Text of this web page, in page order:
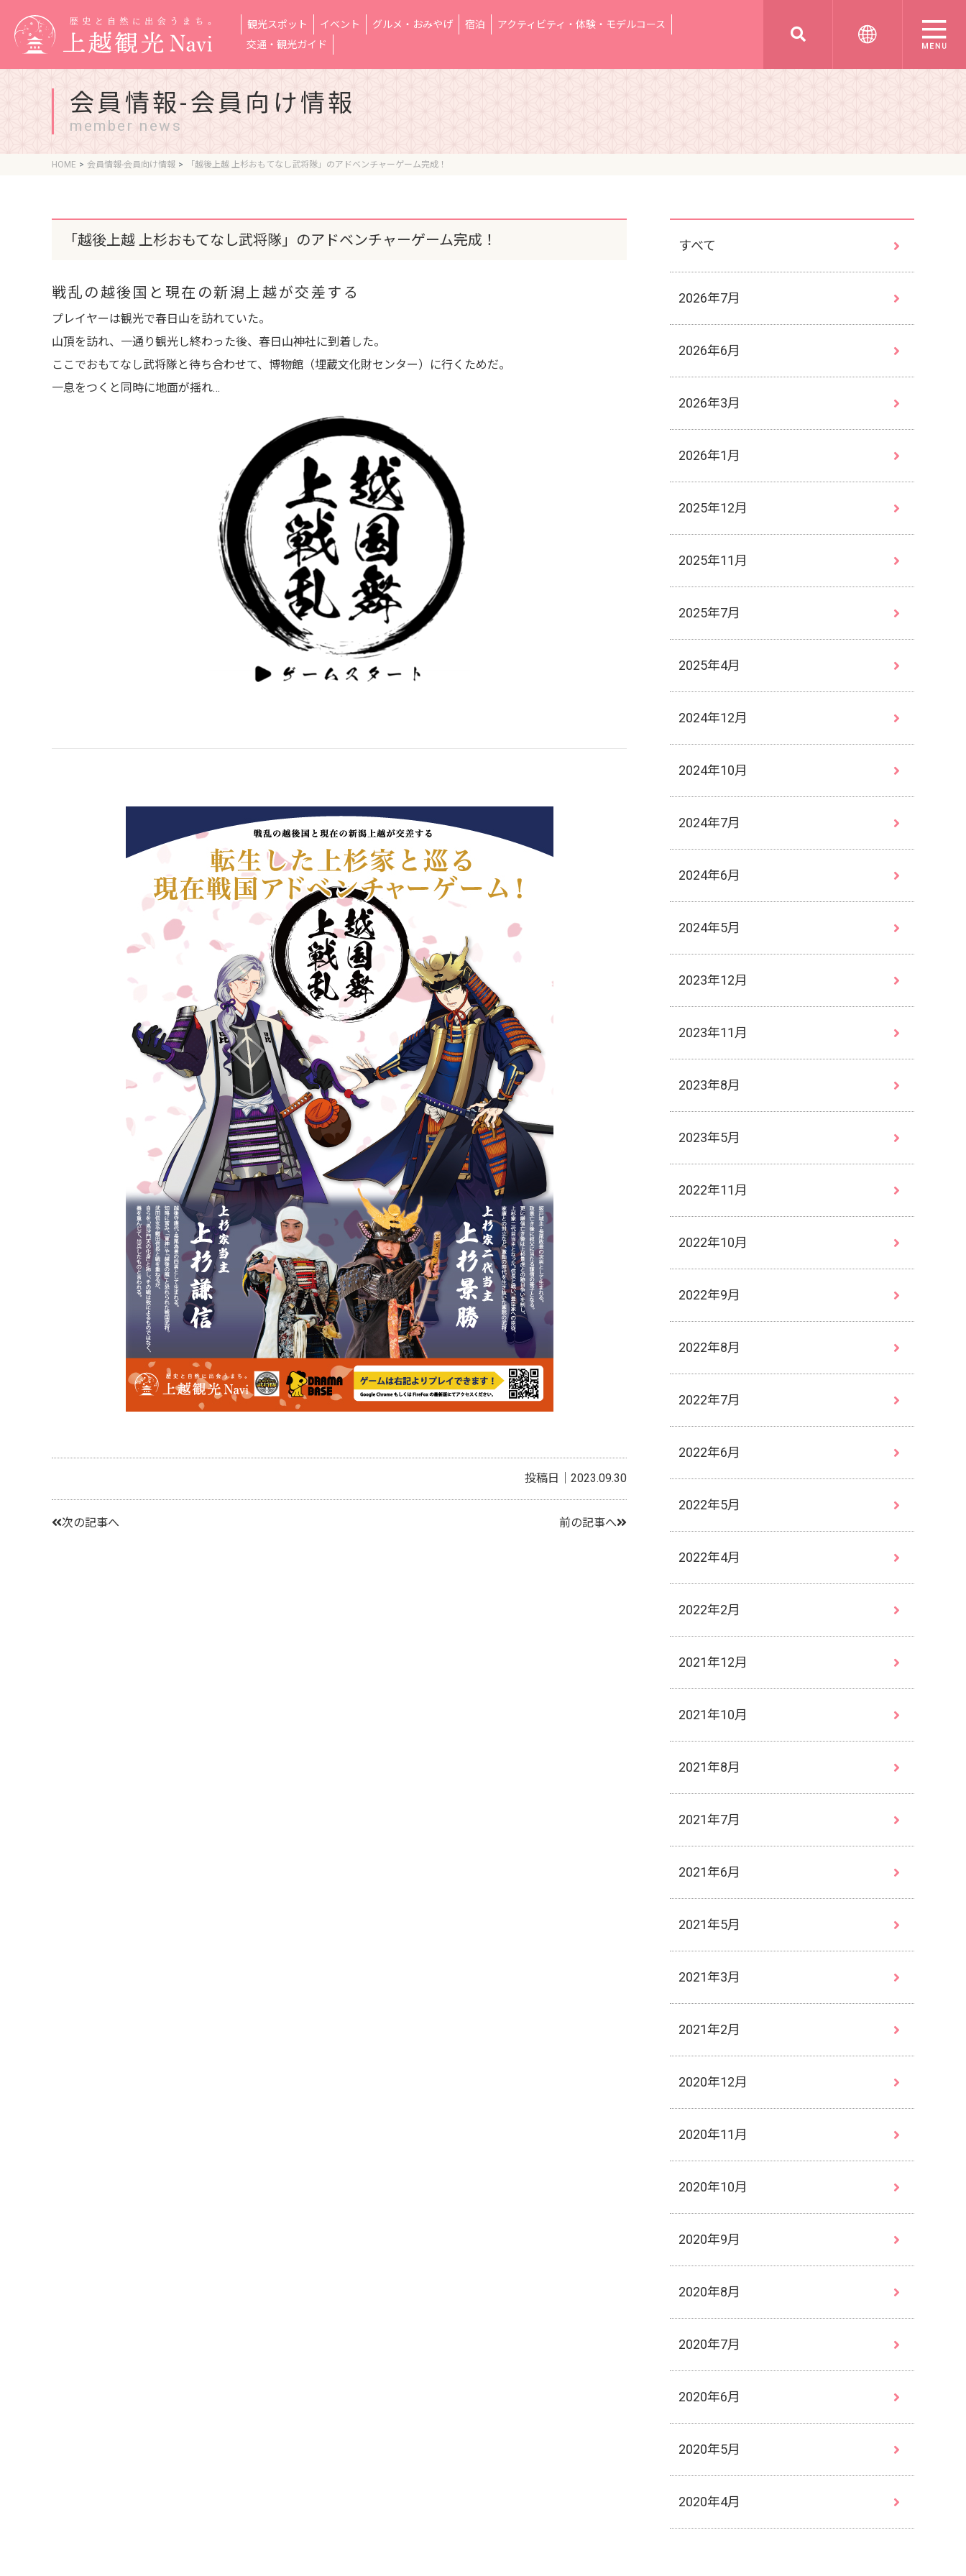
観光スポット イベント グルメ・おみやげ 宿泊
アクティビティ・体験・モデルコース
交通・観光ガイド
会員情報-会員向け情報
member news
HOME 会員情報-会員向け情報 「越後上越 上杉おもてなし武将隊」のアドベンチャーゲーム完成！
「越後上越 上杉おもてなし武将隊」のアドベンチャーゲーム完成！
戦乱の越後国と現在の新潟上越が交差する
プレイヤーは観光で春日山を訪れていた。
山頂を訪れ、一通り観光し終わった後、春日山神社に到着した。
ここでおもてなし武将隊と待ち合わせて、博物館（埋蔵文化財センター）に行くためだ。
一息をつくと同時に地面が揺れ…
投稿日｜2023.09.30
次の記事へ 前の記事へ
すべて
2026年7月
2026年6月
2026年3月
2026年1月
2025年12月
2025年11月
2025年7月
2025年4月
2024年12月
2024年10月
2024年7月
2024年6月
2024年5月
2023年12月
2023年11月
2023年8月
2023年5月
2022年11月
2022年10月
2022年9月
2022年8月
2022年7月
2022年6月
2022年5月
2022年4月
2022年2月
2021年12月
2021年10月
2021年8月
2021年7月
2021年6月
2021年5月
2021年3月
2021年2月
2020年12月
2020年11月
2020年10月
2020年9月
2020年8月
2020年7月
2020年6月
2020年5月
2020年4月